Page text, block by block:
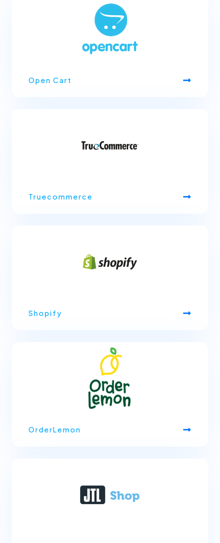
Open Cart
Truecommerce
Shopify
OrderLemon